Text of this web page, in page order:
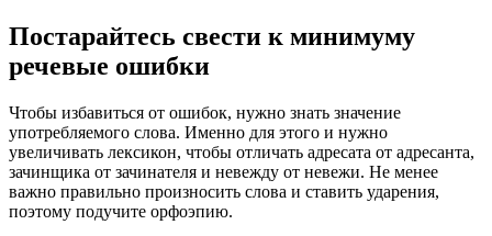
Постарайтесь свести к минимуму
речевые ошибки
Чтобы избавиться от ошибок, нужно знать значение
употребляемого слова. Именно для этого и нужно
увеличивать лексикон, чтобы отличать адресата от адресанта,
зачинщика от зачинателя и невежду от невежи. Не менее
важно правильно произносить слова и ставить ударения,
поэтому подучите орфоэпию.